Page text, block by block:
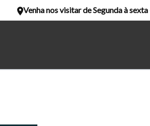
Venha nos visitar de Segunda à